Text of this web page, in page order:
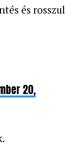
és rosszul
20,